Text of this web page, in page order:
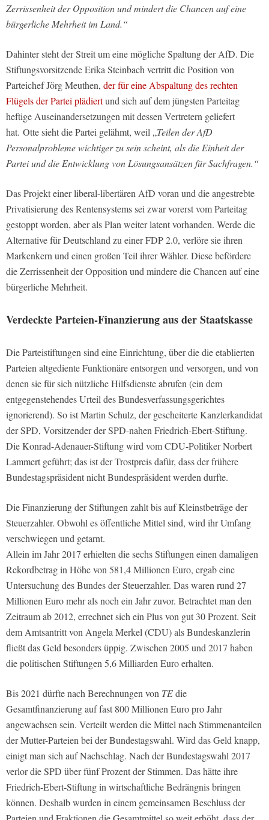
Zerrissenheit der Opposition und mindert die Chancen auf eine
bürgerliche Mehrheit im Land.“
Dahinter steht der Streit um eine mögliche Spaltung der AfD. Die
Stiftungsvorsitzende Erika Steinbach vertritt die Position von
Parteichef Jörg Meuthen, der für eine Abspaltung des rechten
Flügels der Partei plädiertund sich auf dem jüngsten Parteitag
heftige Auseinandersetzungen mit dessen Vertretern geliefert
hat. Otte sieht die Partei gelähmt, weil „Teilen der AfD
Personalprobleme wichtiger zu sein scheint, als die Einheit der
Partei und die Entwicklung von Lösungsansätzen für Sachfragen.“
Das Projekt einer liberal-libertären AfD voran und die angestrebte
Privatisierung des Rentensystems sei zwar vorerst vom Parteitag
gestoppt worden, aber als Plan weiter latent vorhanden. Werde die
Alternative für Deutschland zu einer FDP 2.0, verlöre sie ihren
Markenkern und einen großen Teil ihrer Wähler. Diese befördere
die Zerrissenheit der Opposition und mindere die Chancen auf eine
bürgerliche Mehrheit.
Verdeckte Parteien-Finanzierung aus der Staatskasse
Die Parteistiftungen sind eine Einrichtung, über die die etablierten
Parteien altgediente Funktionäre entsorgen und versorgen, und von
denen sie für sich nützliche Hilfsdienste abrufen (ein dem
entgegenstehendes Urteil des Bundesverfassungsgerichtes
ignorierend). So ist Martin Schulz, der gescheiterte Kanzlerkandidat
der SPD, Vorsitzender der SPD-nahen Friedrich-Ebert-Stiftung.
Die Konrad-Adenauer-Stiftung wird vom CDU-Politiker Norbert
Lammert geführt; das ist der Trostpreis dafür, dass der frühere
Bundestagspräsident nicht Bundespräsident werden durfte.
Die Finanzierung der Stiftungen zahlt bis auf Kleinstbeträge der
Steuerzahler. Obwohl es öffentliche Mittel sind, wird ihr Umfang
verschwiegen und getarnt.
Allein im Jahr 2017 erhielten die sechs Stiftungen einen damaligen
Rekordbetrag in Höhe von 581,4 Millionen Euro, ergab eine
Untersuchung des Bundes der Steuerzahler. Das waren rund 27
Millionen Euro mehr als noch ein Jahr zuvor. Betrachtet man den
Zeitraum ab 2012, errechnet sich ein Plus von gut 30 Prozent. Seit
dem Amtsantritt von Angela Merkel (CDU) als Bundeskanzlerin
fließt das Geld besonders üppig. Zwischen 2005 und 2017 haben
die politischen Stiftungen 5,6 Milliarden Euro erhalten.
Bis 2021 dürfte nach Berechnungen von TEdie
Gesamtfinanzierung auf fast 800 Millionen Euro pro Jahr
angewachsen sein. Verteilt werden die Mittel nach Stimmenanteilen
der Mutter-Parteien bei der Bundestagswahl. Wird das Geld knapp,
einigt man sich auf Nachschlag. Nach der Bundestagswahl 2017
verlor die SPD über fünf Prozent der Stimmen. Das hätte ihre
Friedrich-Ebert-Stiftung in wirtschaftliche Bedrängnis bringen
können. Deshalb wurden in einem gemeinsamen Beschluss der